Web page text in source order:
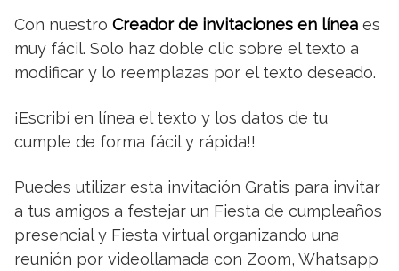
Con nuestro Creador de invitaciones en línea es
muy fácil. Solo haz doble clic sobre el texto a
modificar y lo reemplazas por el texto deseado.
¡Escribí en línea el texto y los datos de tu
cumple de forma fácil y rápida!!
Puedes utilizar esta invitación Gratis para invitar
a tus amigos a festejar un Fiesta de cumpleaños
presencial y Fiesta virtual organizando una
reunión por videollamada con Zoom, Whatsapp